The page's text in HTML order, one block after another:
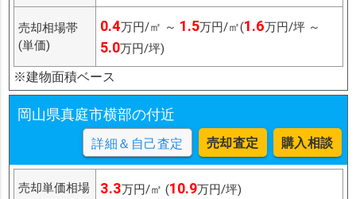
売却相場帯
(単価)
0.4万円/㎡ ～ 1.5万円/㎡(1.6万円/坪 ～
5.0万円/坪)
※建物面積ベース
岡山県真庭市横部の付近
詳細＆自己査定 売却査定 購入相談
売却単価相場 3.3万円/㎡ (10.9万円/坪)